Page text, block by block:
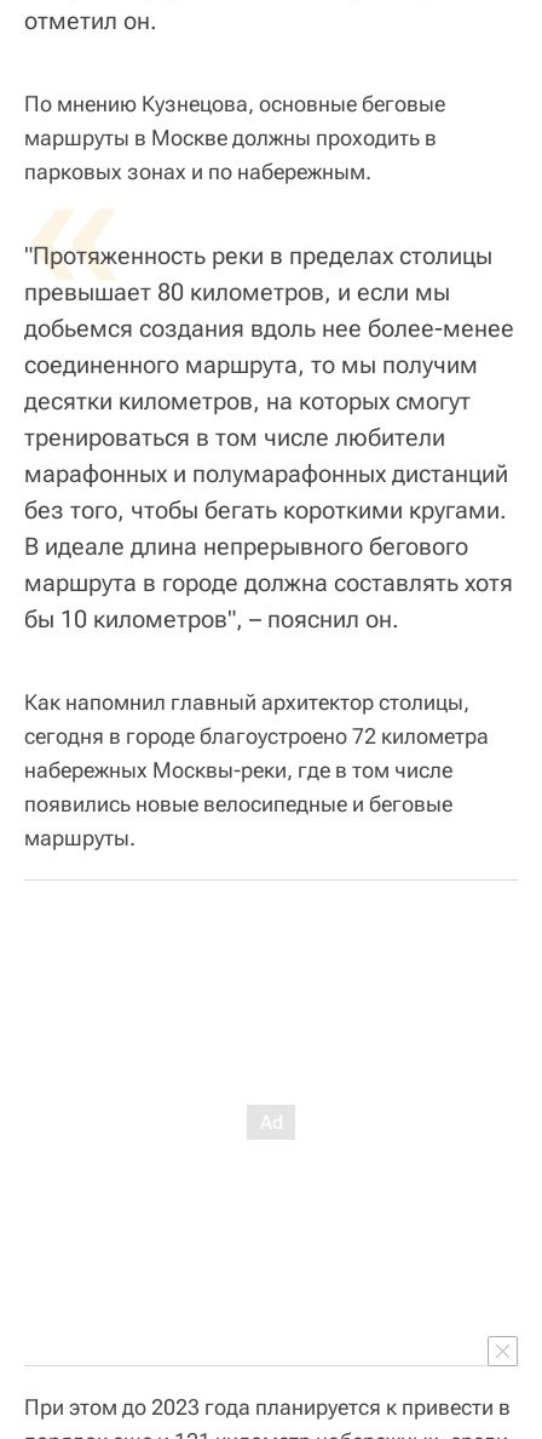
отметил он.
По мнению Кузнецова, основные беговые
маршруты в Москве должны проходить в
парковых зонах и по набережным.
«
"Протяженность реки в пределах столицы
превышает 80 километров, и если мы
добьемся создания вдоль нее более-менее
соединенного маршрута, то мы получим
десятки километров, на которых смогут
тренироваться в том числе любители
марафонных и полумарафонных дистанций
без того, чтобы бегать короткими кругами.
В идеале длина непрерывного бегового
маршрута в городе должна составлять хотя
бы 10 километров", – пояснил он.
Как напомнил главный архитектор столицы,
сегодня в городе благоустроено 72 километра
набережных Москвы-реки, где в том числе
появились новые велосипедные и беговые
маршруты.
При этом до 2023 года планируется к привести в